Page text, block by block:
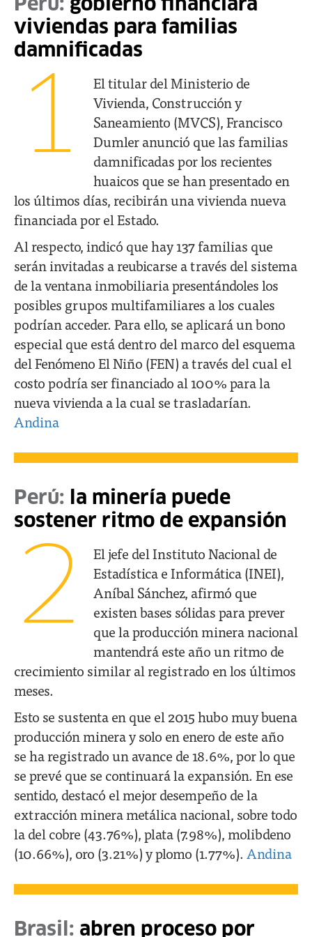
Perú: gobierno financiará
viviendas para familias
damnificadas
1
El titular del Ministerio de
Vivienda, Construcción y
Saneamiento (MVCS), Francisco
Dumler anunció que las familias
damnificadas por los recientes
huaicos que se han presentado en
los últimos días, recibirán una vivienda nueva
financiada por el Estado.
Al respecto, indicó que hay 137 familias que
serán invitadas a reubicarse a través del sistema
de la ventana inmobiliaria presentándoles los
posibles grupos multifamiliares a los cuales
podrían acceder. Para ello, se aplicará un bono
especial que está dentro del marco del esquema
del Fenómeno El Niño (FEN) a través del cual el
costo podría ser financiado al 100% para la
nueva vivienda a la cual se trasladarían.
Andina
Perú: la minería puede
sostener ritmo de expansión
2
El jefe del Instituto Nacional de
Estadística e Informática (INEI),
Aníbal Sánchez, afirmó que
existen bases sólidas para prever
que la producción minera nacional
mantendrá este año un ritmo de
crecimiento similar al registrado en los últimos
meses.
Esto se sustenta en que el 2015 hubo muy buena
producción minera y solo en enero de este año
se ha registrado un avance de 18.6%, por lo que
se prevé que se continuará la expansión. En ese
sentido, destacó el mejor desempeño de la
extracción minera metálica nacional, sobre todo
la del cobre (43.76%), plata (7.98%), molibdeno
(10.66%), oro (3.21%) y plomo (1.77%). Andina
Brasil: abren proceso por